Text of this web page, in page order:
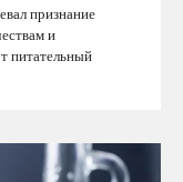
признание
и
питательный